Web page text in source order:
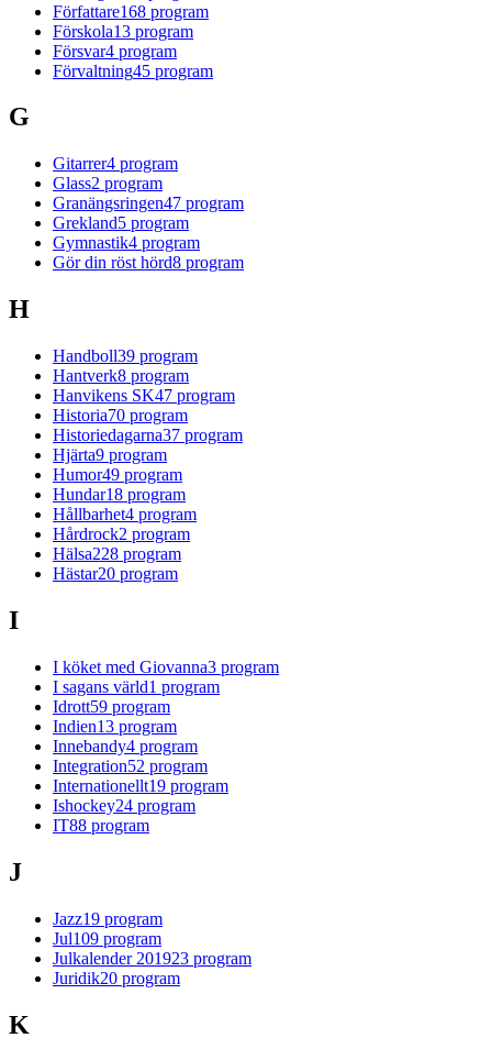
Författare168 program
Förskola13 program
Försvar4 program
Förvaltning45 program
G
Gitarrer4 program
Glass2 program
Granängsringen47 program
Grekland5 program
Gymnastik4 program
Gör din röst hörd8 program
H
Handboll39 program
Hantverk8 program
Hanvikens SK47 program
Historia70 program
Historiedagarna37 program
Hjärta9 program
Humor49 program
Hundar18 program
Hållbarhet4 program
Hårdrock2 program
Hälsa228 program
Hästar20 program
I
I köket med Giovanna3 program
I sagans värld1 program
Idrott59 program
Indien13 program
Innebandy4 program
Integration52 program
Internationellt19 program
Ishockey24 program
IT88 program
J
Jazz19 program
Jul109 program
Julkalender 201923 program
Juridik20 program
K